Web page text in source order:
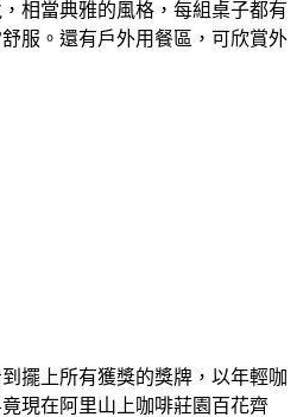
相當典雅的風格，每組桌子都有
服。還有戶外用餐區，可欣賞外
擺上所有獲獎的獎牌，以年輕咖
現在阿里山上咖啡莊園百花齊